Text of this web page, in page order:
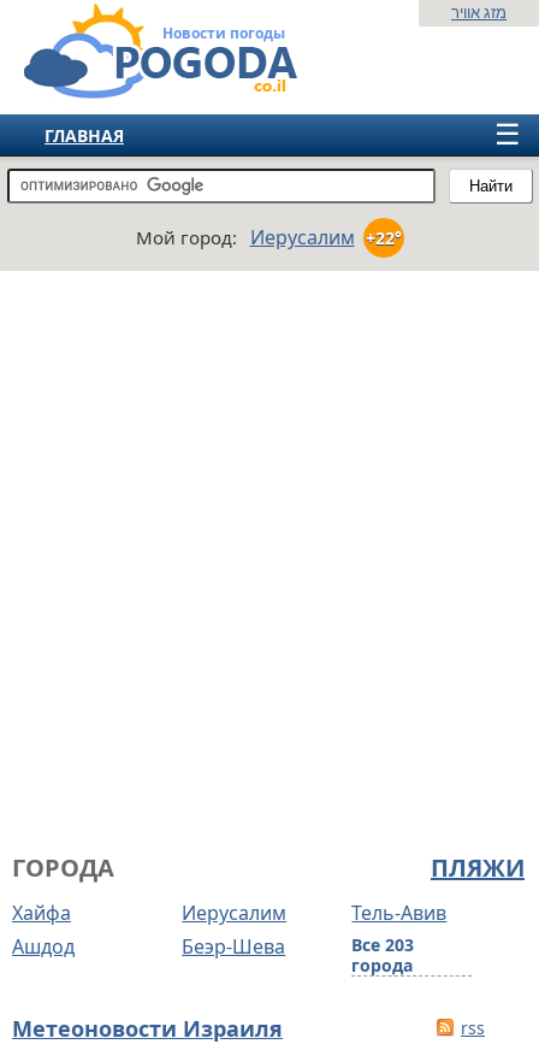
Новости погоды
Найти
מזג אוויר
☰
ГЛАВНАЯ
ИЗРАИЛЬ
ЕВРОПА
Мой город: Иерусалим +22°
ПЛЯЖИ
ГОРОДА
Хайфа Иерусалим
Тель-Авив
Ашдод
Беэр-Шева
Все 203
города
Метеоновости Израиля rss